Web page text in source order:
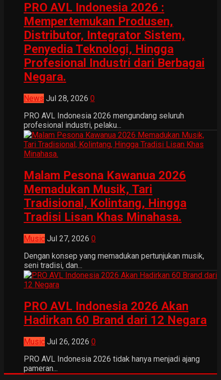
PRO AVL Indonesia 2026 :
Mempertemukan Produsen,
Distributor, Integrator Sistem,
Penyedia Teknologi, Hingga
Profesional Industri dari Berbagai
Negara.
News Jul 28, 2026 0
PRO AVL Indonesia 2026 mengundang seluruh
profesional industri, pelaku...
Malam Pesona Kawanua 2026
Memadukan Musik, Tari
Tradisional, Kolintang, Hingga
Tradisi Lisan Khas Minahasa.
Music Jul 27, 2026 0
Dengan konsep yang memadukan pertunjukan musik,
seni tradisi, dan...
PRO AVL Indonesia 2026 Akan
Hadirkan 60 Brand dari 12 Negara
Music Jul 26, 2026 0
PRO AVL Indonesia 2026 tidak hanya menjadi ajang
pameran...